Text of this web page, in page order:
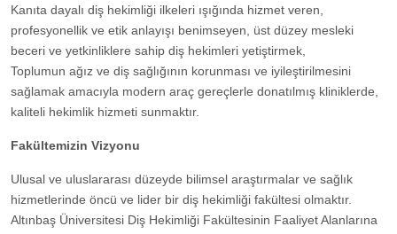
Kanıta dayalı diş hekimliği ilkeleri ışığında hizmet veren,
profesyonellik ve etik anlayışı benimseyen, üst düzey mesleki
beceri ve yetkinliklere sahip diş hekimleri yetiştirmek,
​Toplumun ağız ve diş sağlığının korunması ve iyileştirilmesini
sağlamak amacıyla modern araç gereçlerle donatılmış kliniklerde,
kaliteli hekimlik hiz​meti sunmaktır.
Fakültemizin Vizyonu
Ulusal ve uluslararası düzeyde bilimsel araştırmalar ve sağlık
hizmetlerinde öncü ve lider bir diş hekimliği fakültesi olmaktır.
Altınbaş Üniversitesi Diş Heki​mliği Fakültesinin Faaliyet Alanlarına